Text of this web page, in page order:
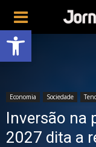
Abrir a barra de
Economia Sociedade
Inversão na
2027 dita a